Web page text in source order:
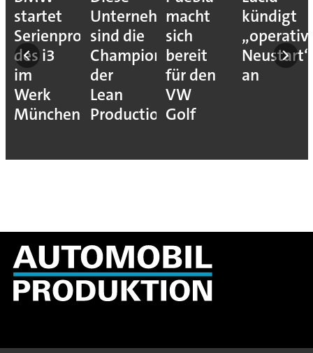
startet
Serienproduktion
des i3
im
Werk
München
Unternehmen
sind die
Champions
der
Lean
Production
macht
sich
bereit
für den
VW
Golf
kündigt
Neustart“
an